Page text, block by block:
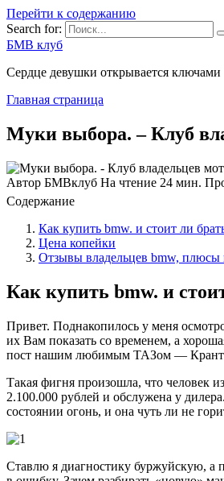
Перейти к содержанию
Search for:
БМВ клуб
Сердце девушки открывается
Главная страница
Муки выбора. – Клуб
Автор БМВклуб На чтение 24 мин.
Содержание
Как купить bmw. и стоит ли
Цена копейки
Отзывы владельцев bmw,
Как купить bmw. и
Привет. Поднакопилось у меня
их Вам показать со временем, а
пост нашим любимым ТАЗом —
Такая фигня произошла, что человек
2.100.000 рублей и обслужена у
состоянии огонь, и она чуть ли не
Ставлю я диагностику буржуйскую, а